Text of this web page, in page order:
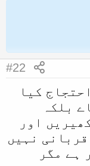
#22
کیا
بلکہ
اور
نہیں
ہے مگر